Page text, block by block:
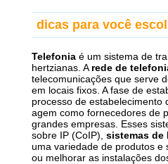
dicas para você
Telefonia é um sistema de
hertzianas. A rede de
telecomunicações que serve
em locais fixos. A fase de
processo de estabelecimento
agem como fornecedores de
grandes empresas. Esses
sobre IP (CoIP), sistemas de
uma variedade de produtos e
ou melhorar as instalações